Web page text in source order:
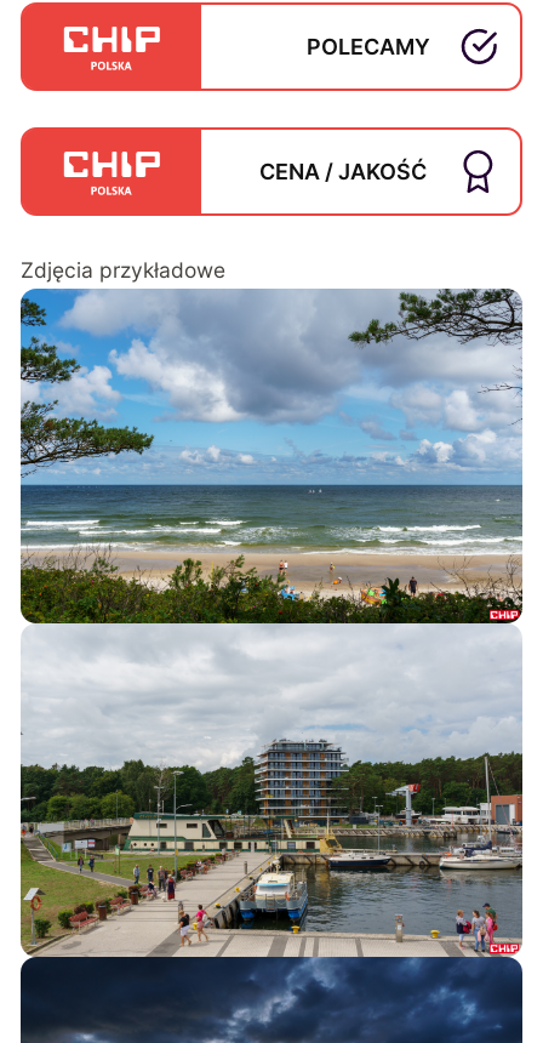
POLECAMY
CENA / JAKOŚĆ
Zdjęcia przykładowe